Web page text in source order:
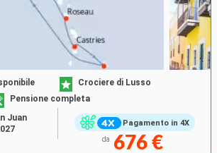
Pagamento in 4X
Crociere di Lusso
Pensione completa
da 676 €
Juan